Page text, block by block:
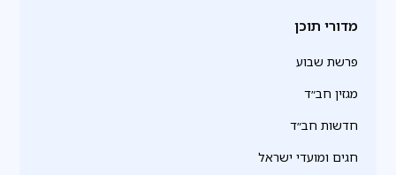
מדורי תוכן
פרשת שבוע
מגזין חב״ד
חדשות חב״ד
חגים ומועדי ישראל